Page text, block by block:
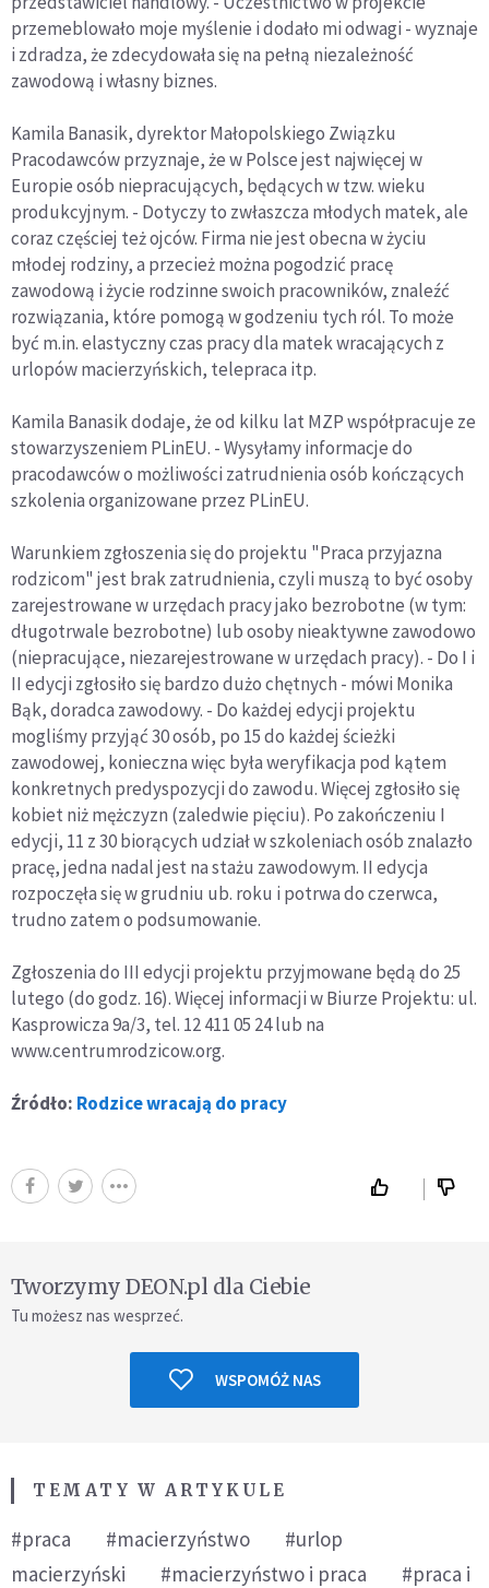
przemeblowało moje myślenie i dodało mi odwagi - wyznaje
i zdradza, że zdecydowała się na pełną niezależność
zawodową i własny biznes.
Kamila Banasik, dyrektor Małopolskiego Związku
Pracodawców przyznaje, że w Polsce jest najwięcej w
Europie osób niepracujących, będących w tzw. wieku
produkcyjnym. - Dotyczy to zwłaszcza młodych matek, ale
coraz częściej też ojców. Firma nie jest obecna w życiu
młodej rodziny, a przecież można pogodzić pracę
zawodową i życie rodzinne swoich pracowników, znaleźć
rozwiązania, które pomogą w godzeniu tych ról. To może
być m.in. elastyczny czas pracy dla matek wracających z
urlopów macierzyńskich, telepraca itp.
Kamila Banasik dodaje, że od kilku lat MZP współpracuje ze
stowarzyszeniem PLinEU. - Wysyłamy informacje do
pracodawców o możliwości zatrudnienia osób kończących
szkolenia organizowane przez PLinEU.
Warunkiem zgłoszenia się do projektu "Praca przyjazna
rodzicom" jest brak zatrudnienia, czyli muszą to być osoby
zarejestrowane w urzędach pracy jako bezrobotne (w tym:
długotrwale bezrobotne) lub osoby nieaktywne zawodowo
(niepracujące, niezarejestrowane w urzędach pracy). - Do I i
II edycji zgłosiło się bardzo dużo chętnych - mówi Monika
Bąk, doradca zawodowy. - Do każdej edycji projektu
mogliśmy przyjąć 30 osób, po 15 do każdej ścieżki
zawodowej, konieczna więc była weryfikacja pod kątem
konkretnych predyspozycji do zawodu. Więcej zgłosiło się
kobiet niż mężczyzn (zaledwie pięciu). Po zakończeniu I
edycji, 11 z 30 biorących udział w szkoleniach osób znalazło
pracę, jedna nadal jest na stażu zawodowym. II edycja
rozpoczęła się w grudniu ub. roku i potrwa do czerwca,
trudno zatem o podsumowanie.
Zgłoszenia do III edycji projektu przyjmowane będą do 25
lutego (do godz. 16). Więcej informacji w Biurze Projektu: ul.
Kasprowicza 9a/3, tel. 12 411 05 24 lub na
www.centrumrodzicow.org.
Źródło: Rodzice wracają do pracy
Tworzymy DEON.pl dla Ciebie
Tu możesz nas wesprzeć.
WSPOMÓŻ NAS
TEMATY W ARTYKULE
#praca #macierzyństwo
#urlop
macierzyński
#macierzyństwo i praca
#praca i